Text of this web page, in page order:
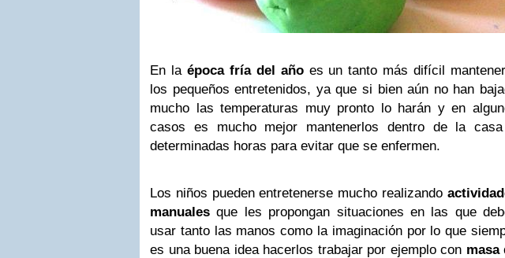
En laépoca fría del añoes un tanto más difícil
los pequeños entretenidos, ya que si bien aún no han
mucho las temperaturas muy pronto lo harán y en
casos es mucho mejor mantenerlos dentro de la
determinadas horas para evitar que se enfermen.
Los niños pueden entretenerse mucho realizando
manuales que les propongan situaciones en las que
usar tanto las manos como la imaginación por lo que
es una buena idea hacerlos trabajar por ejemplo con masa